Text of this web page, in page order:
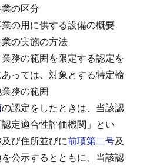
の区分
の用に供する設備の概要
の実施の方法
務の範囲を限定する認定を
っては、対象とする特定輸
務の範囲
の認定をしたときは、当該認
定適合性評価機関」とい
び住所並びに前項第二号及
公示するとともに、当該認